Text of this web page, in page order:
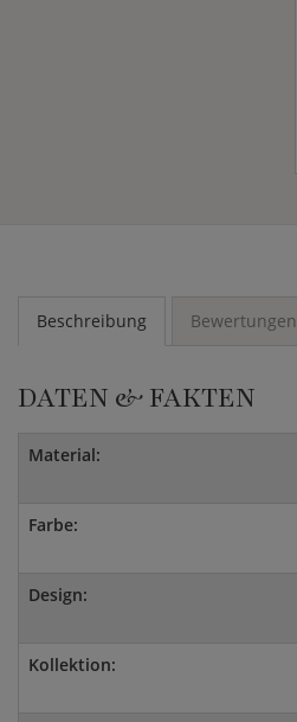
Beschreibung Bewertungen
DATEN & FAKTEN
Material:
Farbe:
Design:
Kollektion: